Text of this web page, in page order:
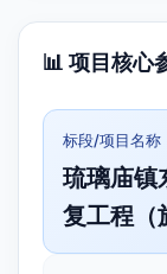
📊 项目核心
标段/项目名称
琉璃庙镇
复工程